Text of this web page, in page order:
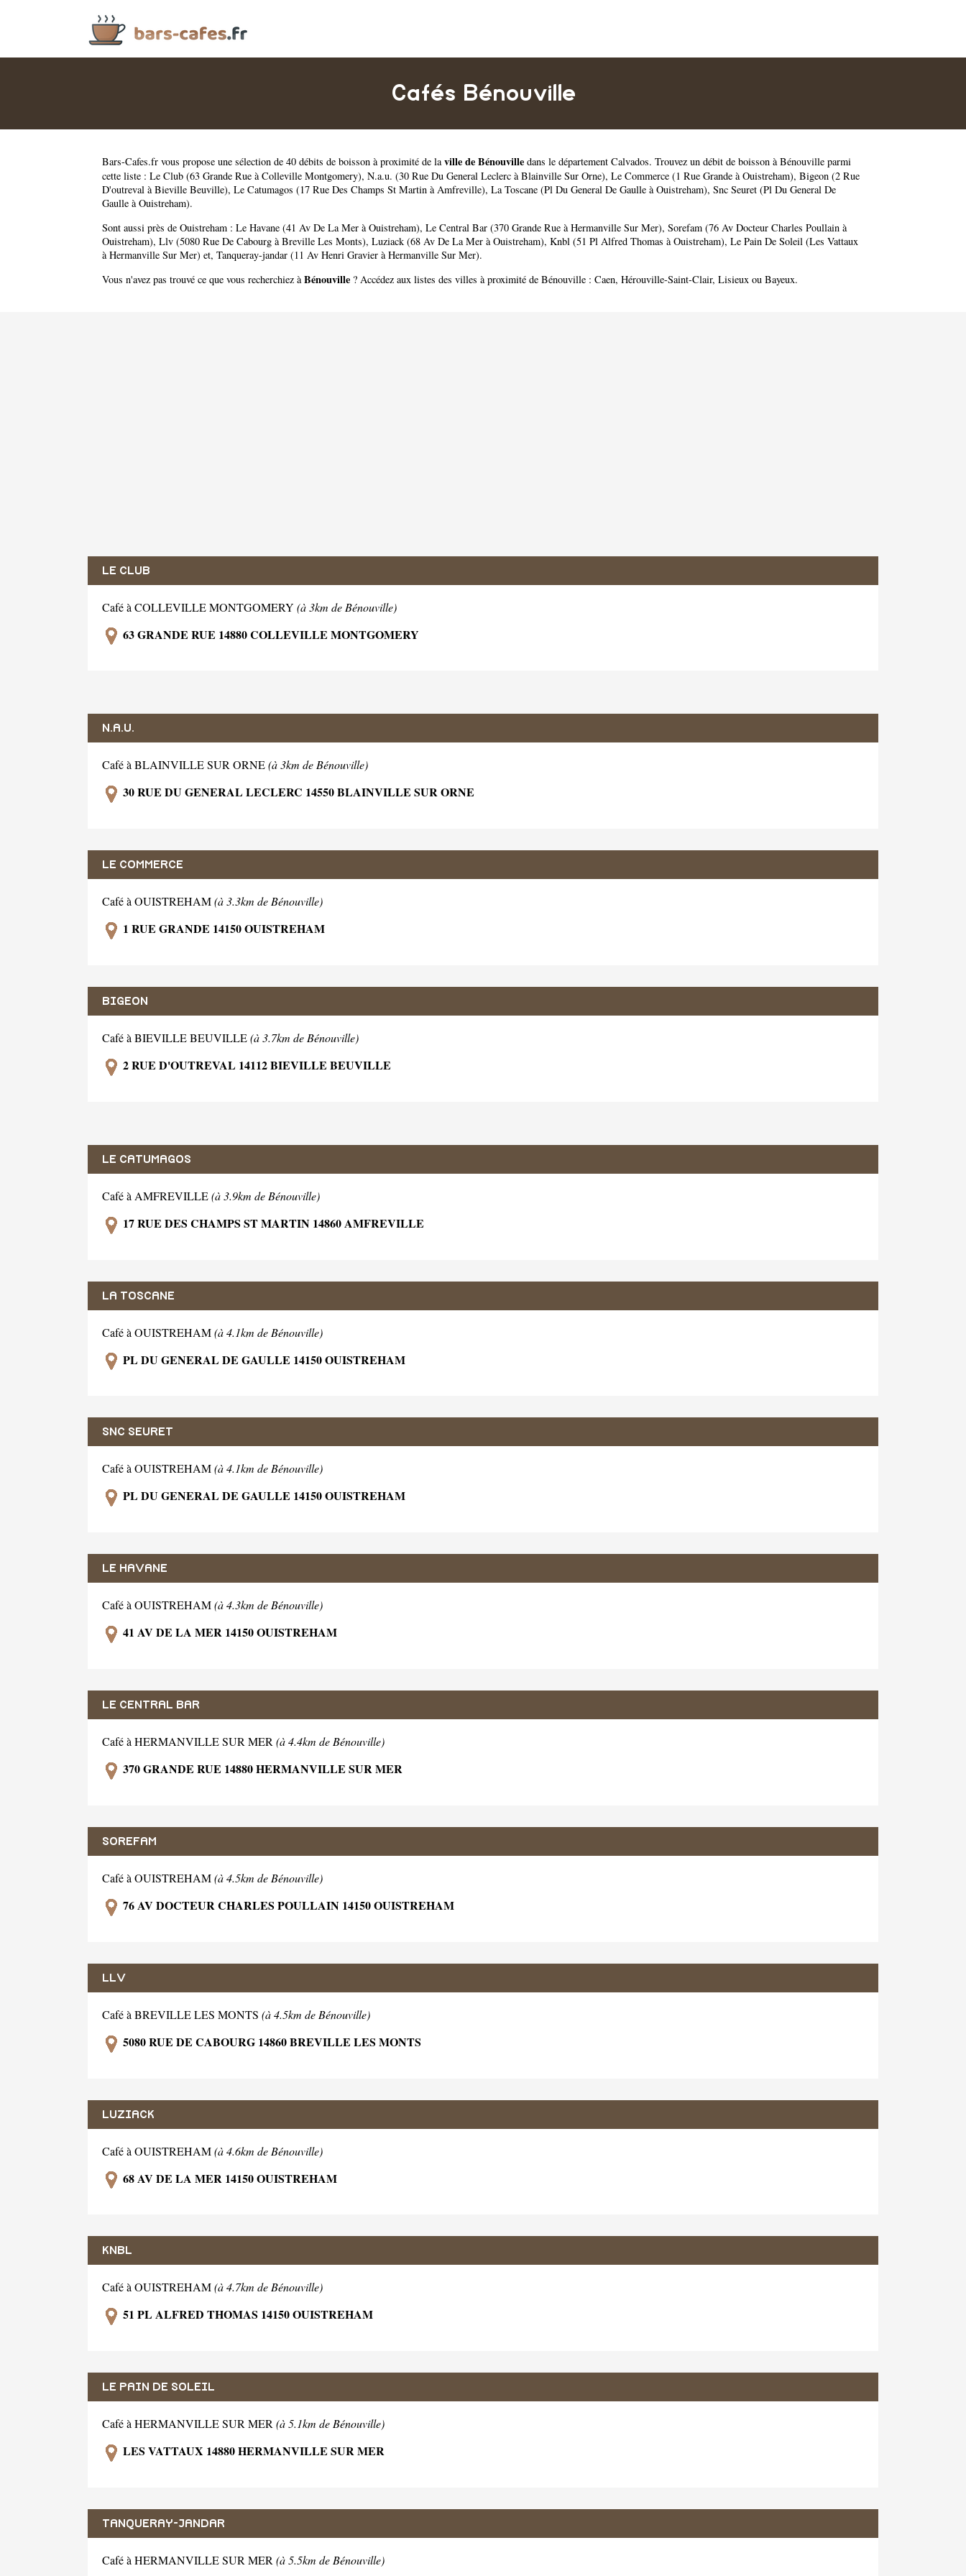
Cafés Bénouville
Bars-Cafes.fr vous propose une sélection de 40 débits de boisson à proximité de laville de Bénouville dans le département Calvados. Trouvez un débit de boisson à Bénouville parmi
cette liste : Le Club (63 Grande Rue à Colleville Montgomery), N.a.u. (30 Rue Du General Leclerc à Blainville Sur Orne), Le Commerce (1 Rue Grande à Ouistreham), Bigeon (2 Rue
D'outreval à Bieville Beuville), Le Catumagos (17 Rue Des Champs St Martin à Amfreville), La Toscane (Pl Du General De Gaulle à Ouistreham), Snc Seuret (Pl Du General De
Gaulle à Ouistreham).
Sont aussi près de Ouistreham : Le Havane (41 Av De La Mer à Ouistreham), Le Central Bar (370 Grande Rue à Hermanville Sur Mer), Sorefam (76 Av Docteur Charles Poullain à
Ouistreham), Llv (5080 Rue De Cabourg à Breville Les Monts), Luziack (68 Av De La Mer à Ouistreham), Knbl (51 Pl Alfred Thomas à Ouistreham), Le Pain De Soleil (Les Vattaux
à Hermanville Sur Mer) et, Tanqueray-jandar (11 Av Henri Gravier à Hermanville Sur Mer).
Vous n'avez pas trouvé ce que vous recherchiez àBénouville ? Accédez aux listes des villes à proximité de Bénouville : Caen, Hérouville-Saint-Clair, Lisieux ou Bayeux.
LE CLUB
Café à COLLEVILLE MONTGOMERY (à 3km de Bénouville)
63 GRANDE RUE 14880 COLLEVILLE MONTGOMERY
N.A.U.
Café à BLAINVILLE SUR ORNE(à 3km de Bénouville)
30 RUE DU GENERAL LECLERC 14550 BLAINVILLE SUR ORNE
LE COMMERCE
Café à OUISTREHAM(à 3.3km de Bénouville)
1 RUE GRANDE 14150 OUISTREHAM
BIGEON
Café à BIEVILLE BEUVILLE(à 3.7km de Bénouville)
2 RUE D'OUTREVAL 14112 BIEVILLE BEUVILLE
LE CATUMAGOS
Café à AMFREVILLE(à 3.9km de Bénouville)
17 RUE DES CHAMPS ST MARTIN 14860 AMFREVILLE
LA TOSCANE
Café à OUISTREHAM(à 4.1km de Bénouville)
PL DU GENERAL DE GAULLE 14150 OUISTREHAM
SNC SEURET
Café à OUISTREHAM(à 4.1km de Bénouville)
PL DU GENERAL DE GAULLE 14150 OUISTREHAM
LE HAVANE
Café à OUISTREHAM(à 4.3km de Bénouville)
41 AV DE LA MER 14150 OUISTREHAM
LE CENTRAL BAR
Café à HERMANVILLE SUR MER (à 4.4km de Bénouville)
370 GRANDE RUE 14880 HERMANVILLE SUR MER
SOREFAM
Café à OUISTREHAM(à 4.5km de Bénouville)
76 AV DOCTEUR CHARLES POULLAIN 14150 OUISTREHAM
LLV
Café à BREVILLE LES MONTS (à 4.5km de Bénouville)
5080 RUE DE CABOURG 14860 BREVILLE LES MONTS
LUZIACK
Café à OUISTREHAM(à 4.6km de Bénouville)
68 AV DE LA MER 14150 OUISTREHAM
KNBL
Café à OUISTREHAM(à 4.7km de Bénouville)
51 PL ALFRED THOMAS 14150 OUISTREHAM
LE PAIN DE SOLEIL
Café à HERMANVILLE SUR MER (à 5.1km de Bénouville)
LES VATTAUX 14880 HERMANVILLE SUR MER
TANQUERAY-JANDAR
Café à HERMANVILLE SUR MER (à 5.5km de Bénouville)